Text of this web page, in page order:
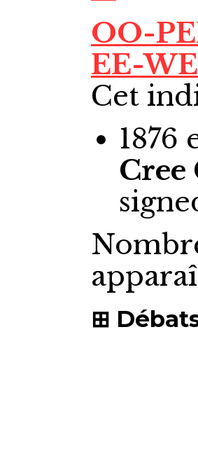
OO-
EE-
Cet
1876
Cree